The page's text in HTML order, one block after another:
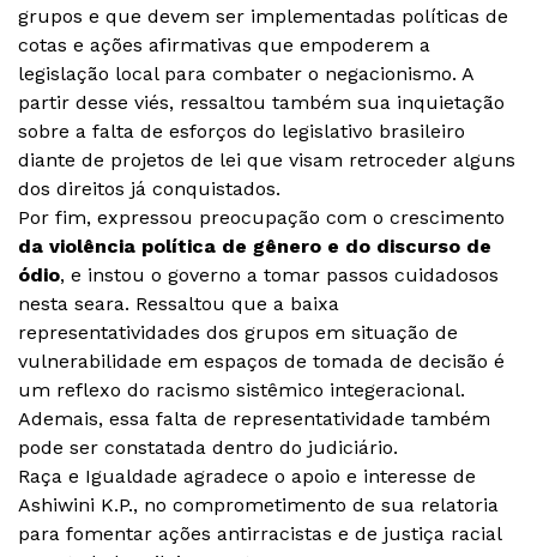
grupos e que devem ser implementadas políticas de
cotas e ações afirmativas que empoderem a
legislação local para combater o negacionismo. A
partir desse viés, ressaltou também sua inquietação
sobre a falta de esforços do legislativo brasileiro
diante de projetos de lei que visam retroceder alguns
dos direitos já conquistados.
Por fim, expressou preocupação com o crescimento
da violência política de gênero e do discurso de
ódio, e instou o governo a tomar passos cuidadosos
nesta seara. Ressaltou que a baixa
representatividades dos grupos em situação de
vulnerabilidade em espaços de tomada de decisão é
um reflexo do racismo sistêmico integeracional.
Ademais, essa falta de representatividade também
pode ser constatada dentro do judiciário.
Raça e Igualdade agradece o apoio e interesse de
Ashiwini K.P., no comprometimento de sua relatoria
para fomentar ações antirracistas e de justiça racial